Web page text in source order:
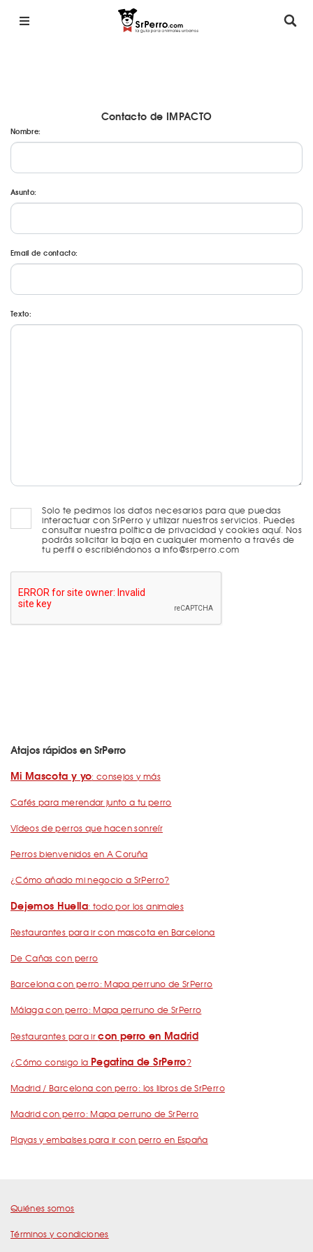
Contacto de IMPACTO
Nombre:
Asunto:
Email de contacto:
Texto:
Solo te pedimos los datos necesarios para que puedas
interactuar con SrPerro y utilizar nuestros servicios. Puedes
consultar nuestra política de privacidad y cookies aquí. Nos
podrás solicitar la baja en cualquier momento a través de
tu perfil o escribiéndonos a info@srperro.com
Atajos rápidos en SrPerro
Mi Mascota y yo: consejos y más
Cafés para merendar junto a tu perro
Vídeos de perros que hacen sonreír
Perros bienvenidos en A Coruña
¿Cómo añado mi negocio a SrPerro?
Dejemos Huella: todo por los animales
Restaurantes para ir con mascota en Barcelona
De Cañas con perro
Barcelona con perro: Mapa perruno de SrPerro
Málaga con perro: Mapa perruno de SrPerro
Restaurantes para ircon perro en Madrid
¿Cómo consigo la Pegatina de SrPerro?
Madrid / Barcelona con perro: los libros de SrPerro
Madrid con perro: Mapa perruno de SrPerro
Playas y embalses para ir con perro en España
Quiénes somos
Términos y condiciones